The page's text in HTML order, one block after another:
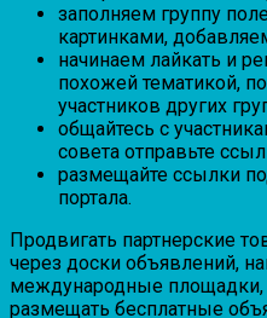
заполняем группу
картинками,
начинаем лайкать и
похожей тематикой,
участников других
общайтесь с
совета отправьте
размещайте ссылки
портала.
Продвигать партнерские
через доски объявлений,
международные
размещать бесплатные